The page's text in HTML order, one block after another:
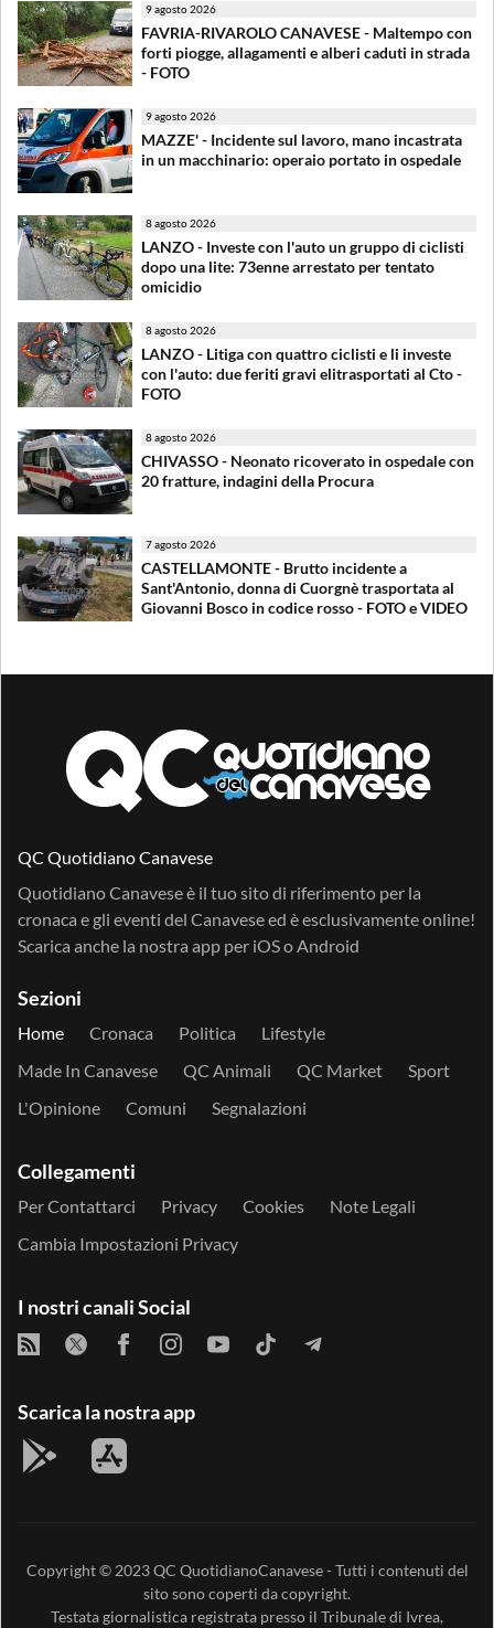
9 agosto 2026
FAVRIA-RIVAROLO CANAVESE - Maltempo con
forti piogge, allagamenti e alberi caduti in strada
- FOTO
9 agosto 2026
MAZZE' - Incidente sul lavoro, mano incastrata
in un macchinario: operaio portato in ospedale
8 agosto 2026
LANZO - Investe con l'auto un gruppo di ciclisti
dopo una lite: 73enne arrestato per tentato
omicidio
8 agosto 2026
LANZO - Litiga con quattro ciclisti e li investe
con l'auto: due feriti gravi elitrasportati al Cto -
FOTO
8 agosto 2026
CHIVASSO - Neonato ricoverato in ospedale con
20 fratture, indagini della Procura
7 agosto 2026
CASTELLAMONTE - Brutto incidente a
Sant'Antonio, donna di Cuorgnè trasportata al
Giovanni Bosco in codice rosso - FOTO e VIDEO
QC Quotidiano Canavese
Quotidiano Canavese è il tuo sito di riferimento per la
cronaca e gli eventi del Canavese ed è esclusivamente online!
Scarica anche la nostra app per iOSo Android
Sezioni
Home Cronaca Politica
Lifestyle
Made In Canavese
QC Animali QC Market
Sport
L'Opinione
Comuni Segnalazioni
Collegamenti
Per Contattarci Privacy Cookies
Note Legali
Cambia Impostazioni Privacy
I nostri canali Social
Scarica la nostra app
Copyright © 2023QC QuotidianoCanavese- Tutti i contenuti del
sito sono coperti da copyright.
Testata giornalistica registrata presso il Tribunale di Ivrea,